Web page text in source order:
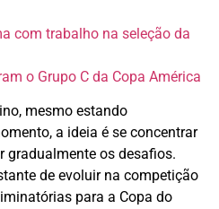
com trabalho na seleção da
o Grupo C da Copa América
mesmo estando
a ideia é se concentrar
gradualmente os desafios.
de evoluir na competição
para a Copa do